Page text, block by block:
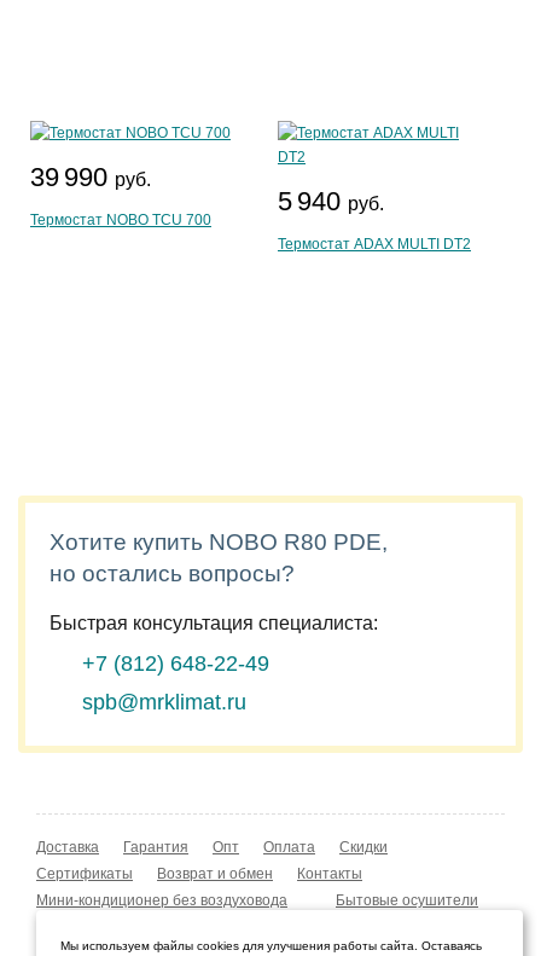
39 990 руб.
Термостат NOBO TCU 700
5 940 руб.
Термостат ADAX MULTI DT2
Хотите купить NOBO R80 PDE,
но остались вопросы?
Быстрая консультация специалиста:
+7 (812) 648-22-49
spb@mrklimat.ru
Доставка Гарантия Опт Оплата
Скидки
Сертификаты
Возврат и обмен
Контакты
Мини-кондиционер без воздуховода
Бытовые осушители
Мы используем файлы cookies для улучшения работы сайта. Оставаясь